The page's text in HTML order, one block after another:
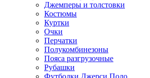
Джемперы и толстовки
Костюмы
Куртки
Очки
Перчатки
Полукомбинезоны
Пояса разгрузочные
Рубашки
Футболки,Джерси,Поло